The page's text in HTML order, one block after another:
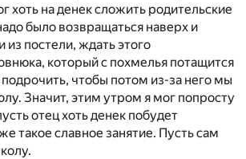
хоть на денек сложить родительские
было возвращаться наверх и
из постели, ждать этого
который с похмелья потащится
чтобы потом из-за него мы
Значит, этим утром я мог попросту
отец хоть денек побудет
такое славное занятие. Пусть сам